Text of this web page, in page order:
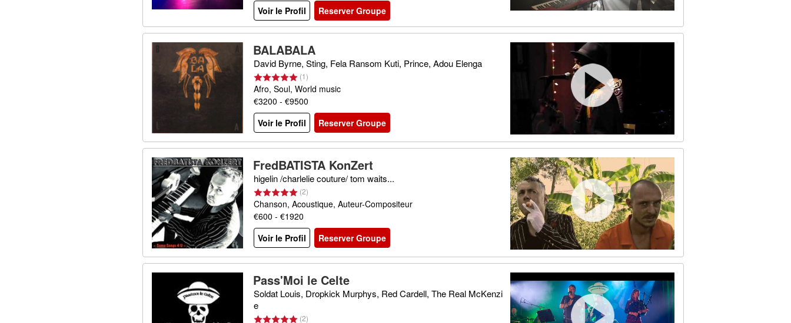
Voir le Profil
Reserver Groupe
BALABALA
David Byrne, Sting, Fela Ransom Kuti, Prince, Adou Elenga
(1)
Afro, Soul, World music
€3200 - €9500
Voir le Profil
Reserver Groupe
FredBATISTA KonZert
higelin /charlelie couture/ tom waits...
(2)
Chanson, Acoustique, Auteur-Compositeur
€600 - €1920
Voir le Profil
Reserver Groupe
Pass'Moi le Celte
Soldat Louis, Dropkick Murphys, Red Cardell, The Real McKenzi
e
(2)